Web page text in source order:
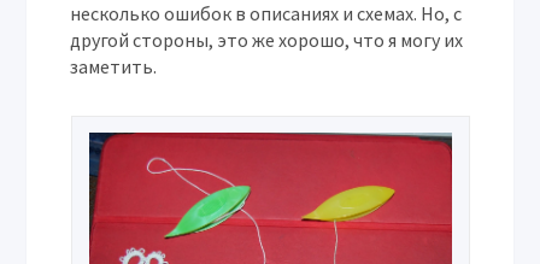
несколько ошибок в описаниях и схемах. Но, с
другой стороны, это же хорошо, что я могу их
заметить.